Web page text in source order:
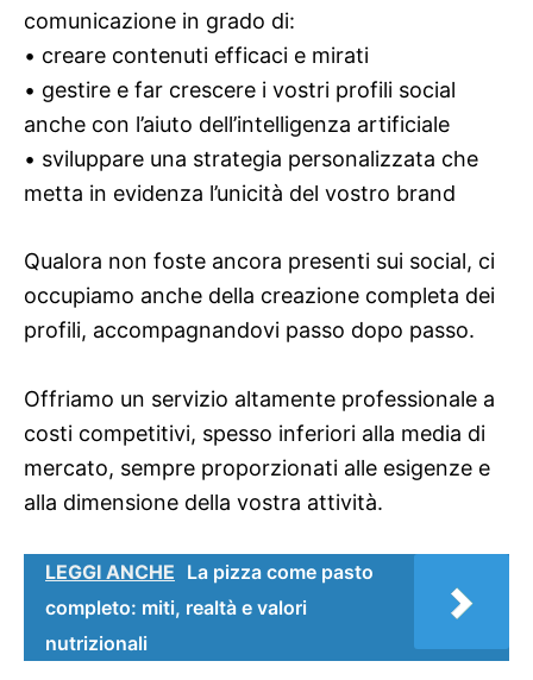
comunicazione in grado di:
• creare contenuti efficaci e mirati
• gestire e far crescere i vostri profili social
anche con l’aiuto dell’intelligenza artificiale
• sviluppare una strategia personalizzata che
metta in evidenza l’unicità del vostro brand
Qualora non foste ancora presenti sui social, ci
occupiamo anche della creazione completa dei
profili, accompagnandovi passo dopo passo.
Offriamo un servizio altamente professionale a
costi competitivi, spesso inferiori alla media di
mercato, sempre proporzionati alle esigenze e
alla dimensione della vostra attività.
LEGGI ANCHE La pizza come pasto
completo: miti, realtà e valori
nutrizionali